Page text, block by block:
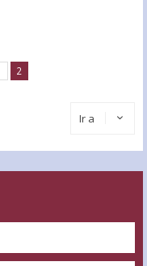
2
Ir a